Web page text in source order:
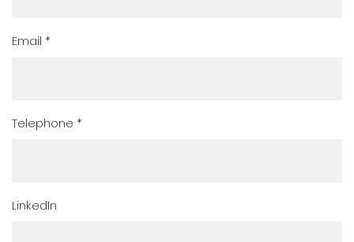
Email *
Telephone *
LinkedIn